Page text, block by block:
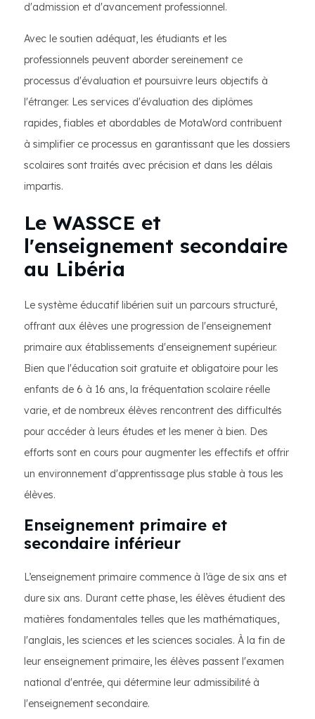
d'admission et d'avancement professionnel.
Avec le soutien adéquat, les étudiants et les
professionnels peuvent aborder sereinement ce
processus d'évaluation et poursuivre leurs objectifs à
l'étranger. Les services d'évaluation des diplômes
rapides, fiables et abordables de MotaWord contribuent
à simplifier ce processus en garantissant que les dossiers
scolaires sont traités avec précision et dans les délais
impartis.
Le WASSCE et
l'enseignement secondaire
au Libéria
Le système éducatif libérien suit un parcours structuré,
offrant aux élèves une progression de l'enseignement
primaire aux établissements d'enseignement supérieur.
Bien que l'éducation soit gratuite et obligatoire pour les
enfants de 6 à 16 ans, la fréquentation scolaire réelle
varie, et de nombreux élèves rencontrent des difficultés
pour accéder à leurs études et les mener à bien. Des
efforts sont en cours pour augmenter les effectifs et offrir
un environnement d'apprentissage plus stable à tous les
élèves.
Enseignement primaire et
secondaire inférieur
L’enseignement primaire commence à l’âge de six ans et
dure six ans. Durant cette phase, les élèves étudient des
matières fondamentales telles que les mathématiques,
l'anglais, les sciences et les sciences sociales. À la fin de
leur enseignement primaire, les élèves passent l'examen
national d'entrée, qui détermine leur admissibilité à
l'enseignement secondaire.